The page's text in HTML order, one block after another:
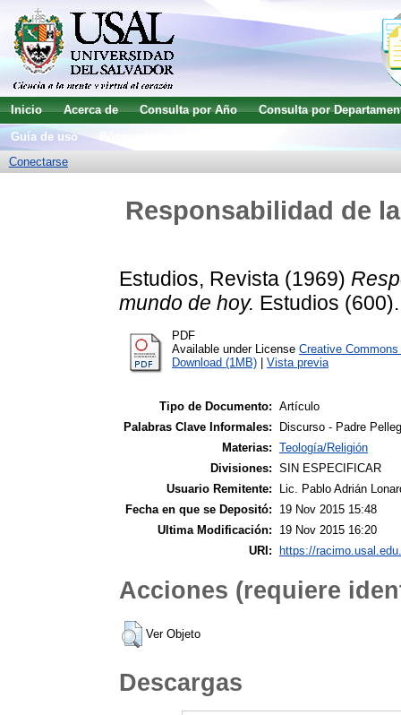
Inicio Acerca de Consulta por Año
Consulta por
Guía de uso
Conectarse
Responsabilidad de
Estudios, Revista (1969)
mundo de hoy. Estudios
PDF
Available under License Creative
Download (1MB)
Vista previa
Tipo de Documento: Artículo
Palabras Clave Informales:
Discurso - Padre
Materias: Teología/Religión
Divisiones: SIN ESPECIFICAR
Usuario Remitente:
Lic. Pablo Adrián
Fecha en que se Depositó:
19 Nov 2015 15:48
Ultima Modificación:
19 Nov 2015 16:20
URI:
https://
Acciones (requiere
Ver Objeto
Descargas